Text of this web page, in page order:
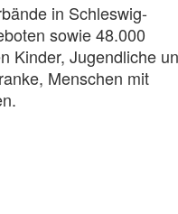
in Schleswig-
sowie 48.000
Kinder, Jugendliche
Menschen mit